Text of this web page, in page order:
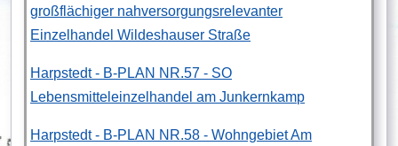
großflächiger nahversorgungsrelevanter
Einzelhandel Wildeshauser Straße
Harpstedt - B-PLAN NR.57 - SO
Lebensmitteleinzelhandel am Junkernkamp
Harpstedt - B-PLAN NR.58 - Wohngebiet Am